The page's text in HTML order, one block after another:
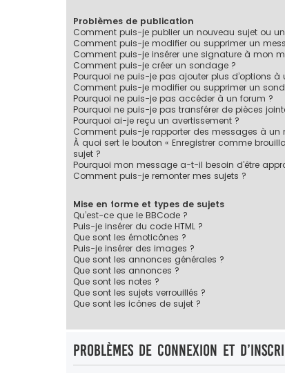
Problèmes de publication
Comment puis-je publier un nouveau sujet ou
Comment puis-je modifier ou supprimer un
Comment puis-je insérer une signature à mon
Comment puis-je créer un sondage ?
Pourquoi ne puis-je pas ajouter plus d’options à
Comment puis-je modifier ou supprimer un
Pourquoi ne puis-je pas accéder à un forum ?
Pourquoi ne puis-je pas transférer de pièces
Pourquoi ai-je reçu un avertissement ?
Comment puis-je rapporter des messages à un
À quoi sert le bouton « Enregistrer comme
sujet ?
Pourquoi mon message a-t-il besoin d’être
Comment puis-je remonter mes sujets ?
Mise en forme et types de sujets
Qu’est-ce que le BBCode ?
Puis-je insérer du code HTML ?
Que sont les émoticônes ?
Puis-je insérer des images ?
Que sont les annonces générales ?
Que sont les annonces ?
Que sont les notes ?
Que sont les sujets verrouillés ?
Que sont les icônes de sujet ?
Problèmes de connexion et